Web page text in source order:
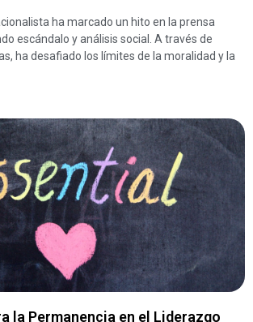
ha marcado un hito en la prensa
escándalo y análisis social. A través de
ha desafiado los límites de la moralidad y la
la Permanencia en el Liderazgo